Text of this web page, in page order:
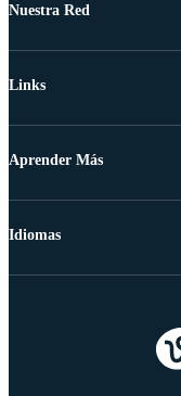
Nuestra Red
Links
Aprender Más
Idiomas